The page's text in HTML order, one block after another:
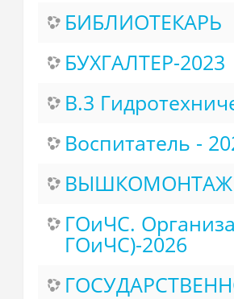
БИБЛИОТЕКАРЬ
БУХГАЛТЕР-2023
В.3
Воспитатель -
ГОиЧС.
ГОиЧС)-2026